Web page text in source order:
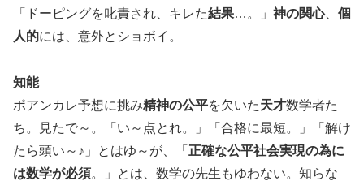
「ドーピングを叱責され、キレた結果…。」 神の関心、 個
人的には、意外とショボイ。
知能
ポアンカレ予想に挑み精神の公平を欠いた天才数学者た
ち。見たで～。「い～点とれ。」「合格に最短。」「解け
たら頭い～♪」とはゆ～が、「 正確な公平社会実現の為に
は数学が必須。」とは、数学の先生もゆわない。知らな